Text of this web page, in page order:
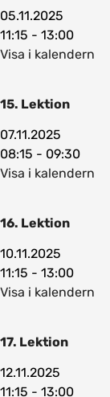
05.11.2025
11:15 - 13:00
Visa i kalendern
15. Lektion
07.11.2025
08:15 - 09:30
Visa i kalendern
16. Lektion
10.11.2025
11:15 - 13:00
Visa i kalendern
17. Lektion
12.11.2025
11:15 - 13:00